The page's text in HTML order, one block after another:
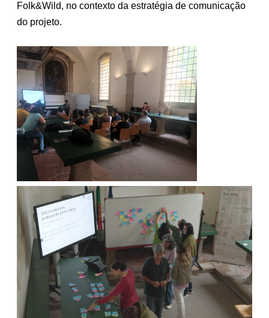
Folk&Wild, no contexto da estratégia de comunicação
do projeto.